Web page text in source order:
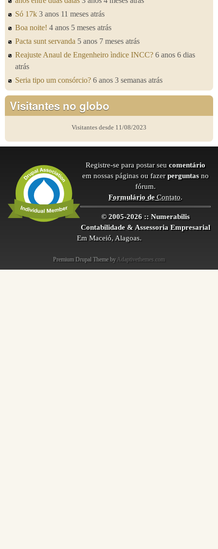
Só 17k 3 anos 11 meses atrás
Boa noite! 4 anos 5 meses atrás
Pacta sunt servanda 5 anos 7 meses atrás
Reajuste Anaul de Engenheiro ìndice INCC? 6 anos 6 dias
atrás
Seria tipo um consórcio? 6 anos 3 semanas atrás
Visitantes no globo
Visitantes desde 11/08/2023
Registre-se para postar seu comentário
em nossas páginas ou fazer perguntas no
fórum.
Formulário deContato.
© 2005-2026 :: Numerabilis
Contabilidade & Assessoria Empresarial
Em Maceió, Alagoas.
Premium Drupal Theme by Adaptivethemes.com